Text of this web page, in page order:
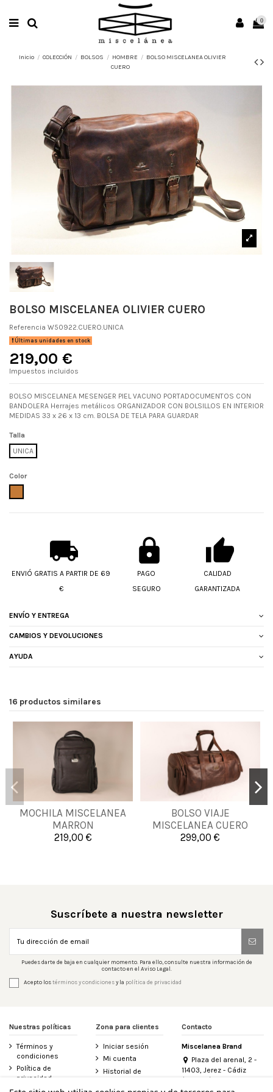
0
Inicio COLECCIÓN BOLSOS HOMBRE
BOLSO MISCELANEA OLIVIER
CUERO
BOLSO MISCELANEA OLIVIER CUERO
Referencia W50922.CUERO.UNICA
Últimas unidades en stock
219,00 €
Impuestos incluidos
BOLSO MISCELANEA MESENGER PIEL VACUNO PORTADOCUMENTOS CON
BANDOLERA Herrajes metálicos ORGANIZADOR CON BOLSILLOS EN INTERIOR
MEDIDAS 33 x 26 x 13 cm. BOLSA DE TELA PARA GUARDAR
Talla
UNICA
Color
ENVIÓ GRATIS A PARTIR DE 69
€
PAGO
SEGURO
CALIDAD
GARANTIZADA
ENVÍO Y ENTREGA
CAMBIOS Y DEVOLUCIONES
AYUDA
16 productos similares
MOCHILA MISCELANEA
MARRON
219,00 €
UNICA
Añadir al carrito
BOLSO VIAJE
MISCELANEA CUERO
299,00 €
UNICA
Añadir al carrito
Suscríbete a nuestra newsletter
Puedes darte de baja en cualquier momento. Para ello, consulte nuestra información de
contacto en el Aviso Legal.
Acepto lostérminos y condicionesy la política de privacidad
Nuestras políticas
Términos y
condiciones
Política de
privacidad
Zona para clientes
Iniciar sesión
Mi cuenta
Historial de
Contacto
Miscelanea Brand
Plaza del arenal, 2 -
11403, Jerez - Cádiz
(España)
956 155 340